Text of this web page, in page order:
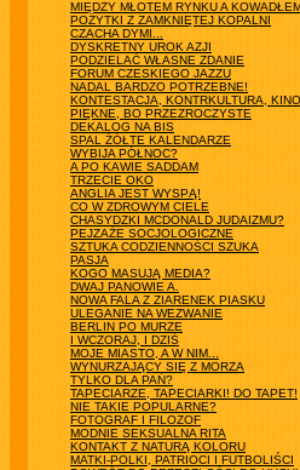
MIĘDZY MŁOTEM RYNKU A
POŻYTKI Z ZAMKNIĘTEJ KOPALNI
CZACHA DYMI...
DYSKRETNY UROK AZJI
PODZIELAĆ WŁASNE ZDANIE
FORUM CZESKIEGO JAZZU
NADAL BARDZO POTRZEBNE!
KONTESTACJA, KONTRKULTURA, KINO
PIĘKNE, BO PRZEZROCZYSTE
DEKALOG NA BIS
SPAL ŻÓŁTE KALENDARZE
WYBIJA PÓŁNOC?
A PO KAWIE SADDAM
TRZECIE OKO
ANGLIA JEST WYSPĄ!
CO W ZDROWYM CIELE
CHASYDZKI MCDONALD JUDAIZMU?
PEJZAŻE SOCJOLOGICZNE
SZTUKA CODZIENNOŚCI SZUKA
PASJA
KOGO MASUJĄ MEDIA?
DWAJ PANOWIE A.
NOWA FALA Z ZIARENEK PIASKU
ULEGANIE NA WEZWANIE
BERLIN PO MURZE
I WCZORAJ, I DZIŚ
MOJE MIASTO, A W NIM...
WYNURZAJĄCY SIĘ Z MORZA
TYLKO DLA PAŃ?
TAPECIARZE, TAPECIARKI! DO TAPET!
NIE TAKIE POPULARNE?
FOTOGRAF I FILOZOF
MODNIE SEKSUALNA RITA
KONTAKT Z NATURĄ KOLORU
MATKI-POLKI, PATRIOCI I FUTBOLIŚCI